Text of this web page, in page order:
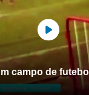
campo de